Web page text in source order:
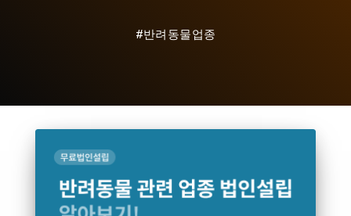
#반려동물업종